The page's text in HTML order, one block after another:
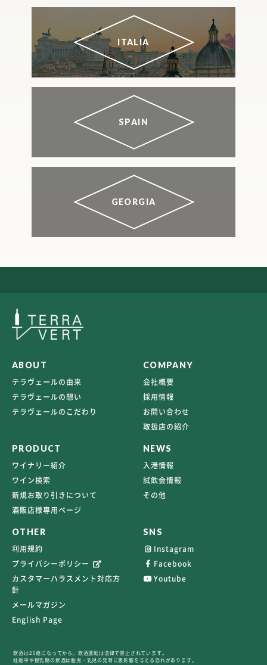
ITALIA
SPAIN
GEORGIA
ABOUT
テラヴェールの由来
テラヴェールの想い
テラヴェールのこだわり
COMPANY
会社概要
採用情報
お問い合わせ
取扱店の紹介
PRODUCT
ワイナリー紹介
ワイン検索
新規お取り引きについて
酒販店様専用ページ
NEWS
入港情報
試飲会情報
その他
OTHER
利用規約
プライバシーポリシー
カスタマーハラスメント対応方
針
メールマガジン
English Page
SNS
Instagram
Facebook
Youtube
飲酒は20歳になってから。飲酒運転は法律で禁止されています。
妊娠中や授乳期の飲酒は胎児・乳児の発育に悪影響を与える恐れがあります。